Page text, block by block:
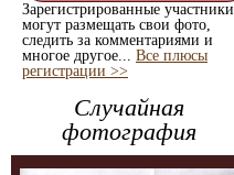
Зарегистрированные участники
могут размещать свои фото,
следить за комментариями и
многое другое... Все плюсы
регистрации >>
Случайная
фотография